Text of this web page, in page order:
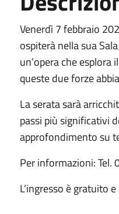
Venerdì 7 febbraio
ospiterà nella sua
un’opera che
queste due forze
La serata sarà
passi più significativi
approfondimento su
Per informazioni:
L’ingresso è gratuito